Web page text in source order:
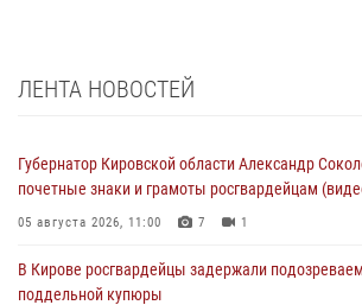
ЛЕНТА НОВОСТЕЙ
Губернатор Кировской области Александр
почетные знаки и грамоты росгвардейцам
05 августа 2026, 11:00 7 1
В Кирове росгвардейцы задержали
поддельной купюры